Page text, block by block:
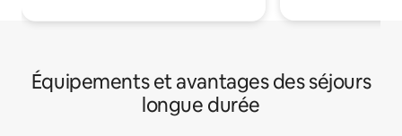
Équipements et avantages des séjours
longue durée